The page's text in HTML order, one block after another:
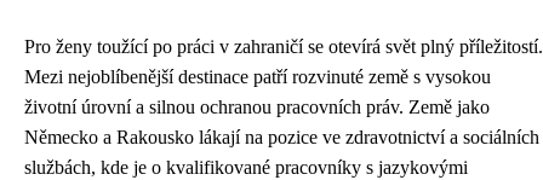
Pro ženy toužící po práci v zahraničí se otevírá svět plný příležitostí.
Mezi nejoblíbenější destinace patří rozvinuté země s vysokou
životní úrovní a silnou ochranou pracovních práv. Země jako
Německo a Rakousko lákají na pozice ve zdravotnictví a sociálních
službách, kde je o kvalifikované pracovníky s jazykovými